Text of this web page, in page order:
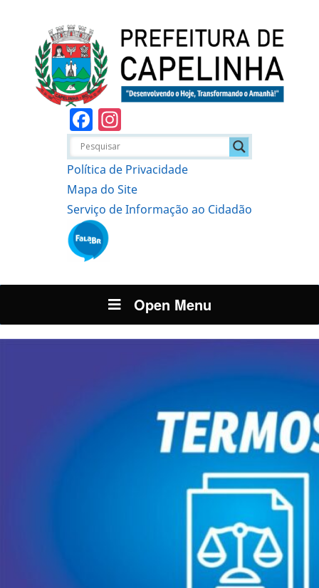
Facebook
Política de Privacidade
Mapa do Site
Serviço de Informação ao Cidadão
Open Menu